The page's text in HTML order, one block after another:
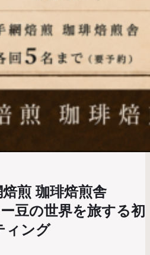
焙煎 珈琲焙煎舎
豆の世界を旅する初
ィング